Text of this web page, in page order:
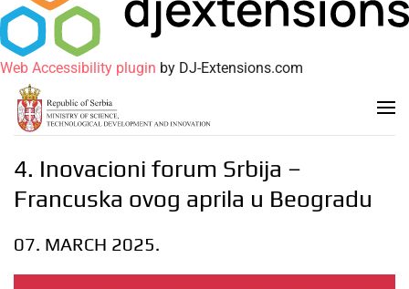
Web Accessibility plugin by DJ-Extensions.com
4. Inovacioni forum Srbija –
Francuska ovog aprila u Beogradu
07. MARCH 2025.